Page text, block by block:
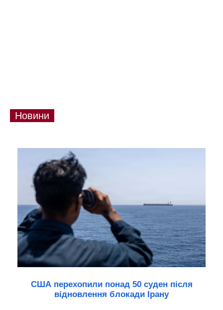
Новини
США перехопили понад 50 суден після
відновлення блокади Ірану